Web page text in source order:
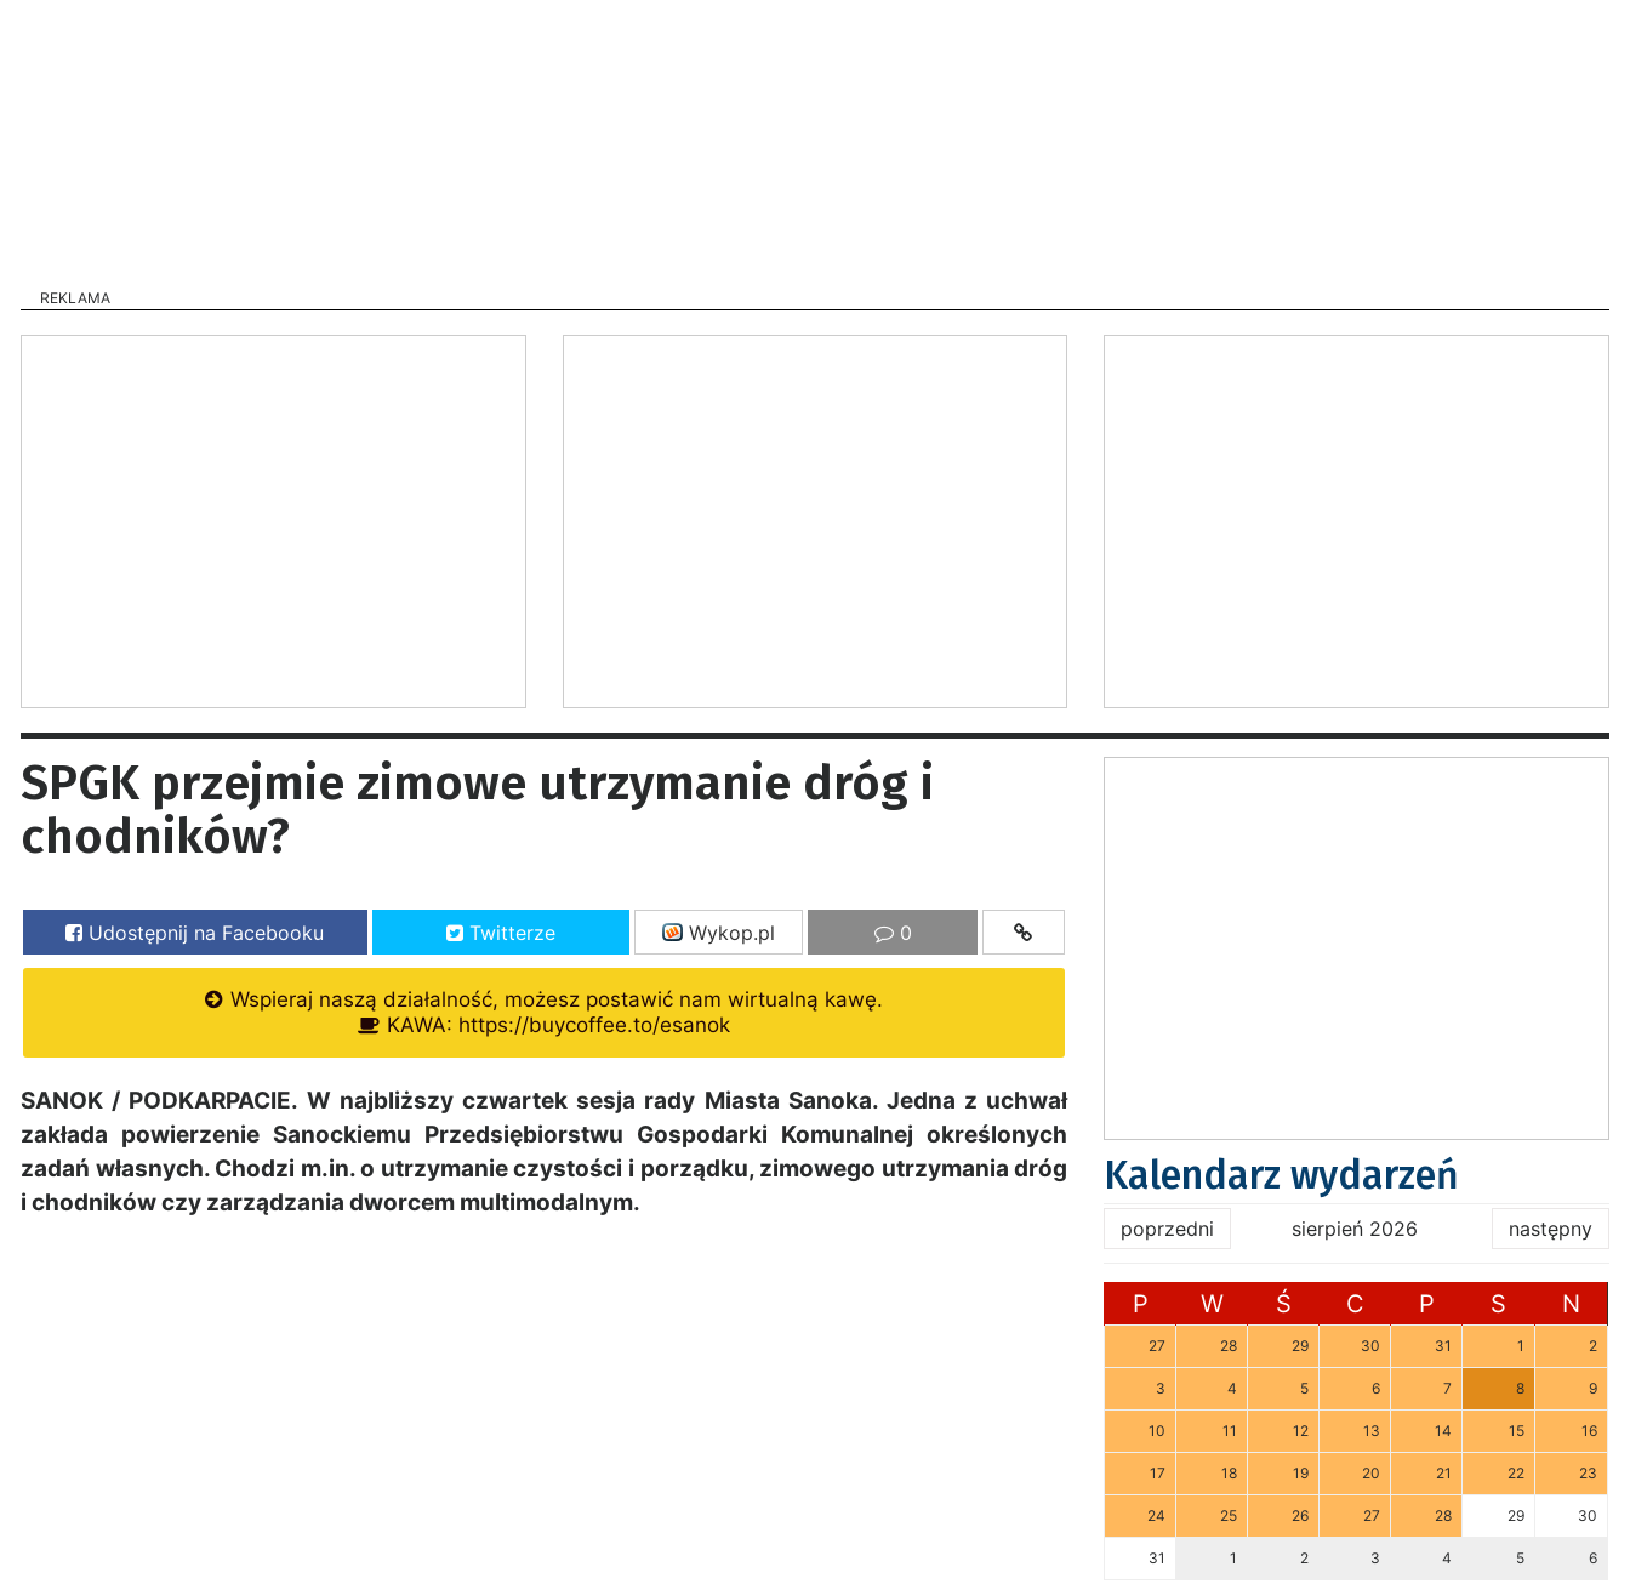
REKLAMA
SPGK przejmie zimowe utrzymanie dróg i
chodników?
Udostępnij na Facebooku Twitterze Wykop.pl 0
Wspieraj naszą działalność, możesz postawić nam wirtualną kawę.
KAWA: https://buycoffee.to/esanok
SANOK / PODKARPACIE. W najbliższy czwartek sesja rady Miasta Sanoka. Jedna z uchwał
zakłada powierzenie Sanockiemu Przedsiębiorstwu Gospodarki Komunalnej określonych
zadań własnych. Chodzi m.in. o utrzymanie czystości i porządku, zimowego utrzymania dróg
i chodników czy zarządzania dworcem multimodalnym.
Kalendarz wydarzeń
poprzedni sierpień 2026 następny
P W Ś C P S N
27 28 29 30 31 1 2
3 4 5 6 7 8 9
10 11 12 13 14 15 16
17 18 19 20 21 22 23
24 25 26 27 28 29 30
31 1 2 3 4 5 6